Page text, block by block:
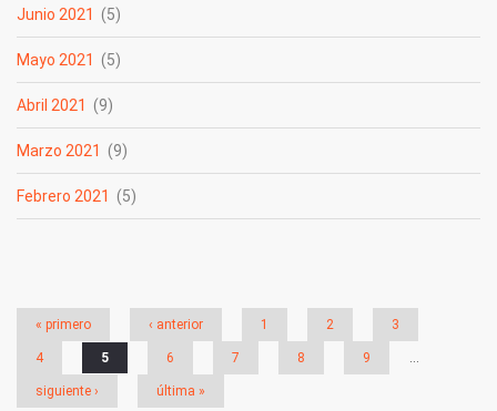
Junio 2021 (5)
Mayo 2021 (5)
Abril 2021 (9)
Marzo 2021 (9)
Febrero 2021 (5)
« primero ‹ anterior 1 2 3
4 5 6 7 8 9 …
siguiente › última »